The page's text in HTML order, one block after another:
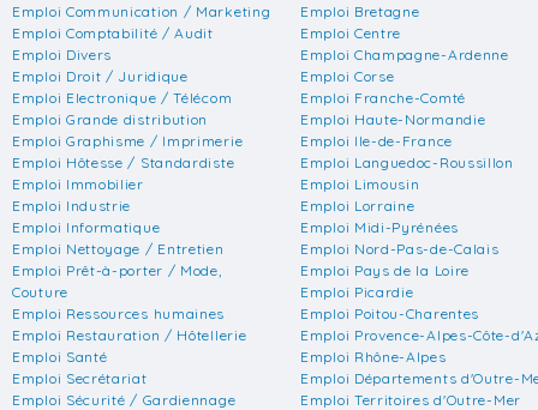
Emploi Communication / Marketing
Emploi Comptabilité / Audit
Emploi Divers
Emploi Droit / Juridique
Emploi Electronique / Télécom
Emploi Grande distribution
Emploi Graphisme / Imprimerie
Emploi Hôtesse / Standardiste
Emploi Immobilier
Emploi Industrie
Emploi Informatique
Emploi Nettoyage / Entretien
Emploi Prêt-à-porter / Mode,
Couture
Emploi Ressources humaines
Emploi Restauration / Hôtellerie
Emploi Santé
Emploi Secrétariat
Emploi Sécurité / Gardiennage
Emploi Bretagne
Emploi Centre
Emploi Champagne-Ardenne
Emploi Corse
Emploi Franche-Comté
Emploi Haute-Normandie
Emploi Ile-de-France
Emploi Languedoc-Roussillon
Emploi Limousin
Emploi Lorraine
Emploi Midi-Pyrénées
Emploi Nord-Pas-de-Calais
Emploi Pays de la Loire
Emploi Picardie
Emploi Poitou-Charentes
Emploi Provence-Alpes-Côte-
Emploi Rhône-Alpes
Emploi Départements d'Outre-
Emploi Territoires d'Outre-Mer